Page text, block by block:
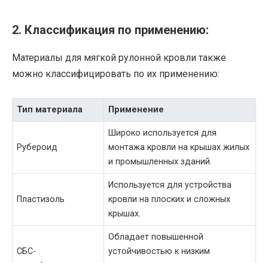
2. Классификация по применению:
Материалы для мягкой рулонной кровли также
можно классифицировать по их применению:
Тип материала Применение
Рубероид
Широко используется для
монтажа кровли на крышах жилых
и промышленных зданий.
Пластизоль
Используется для устройства
кровли на плоских и сложных
крышах.
СБС-
Обладает повышенной
устойчивостью к низким